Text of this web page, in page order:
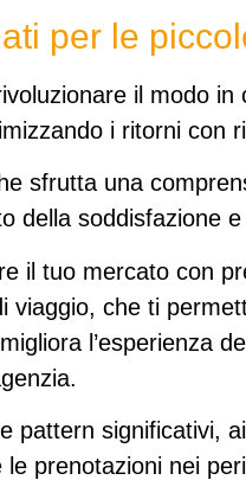
per le
il modo in
i ritorni con
sfrutta una
della soddisfazione
il tuo mercato con
viaggio, che ti
l’esperienza
pattern significativi,
prenotazioni nei